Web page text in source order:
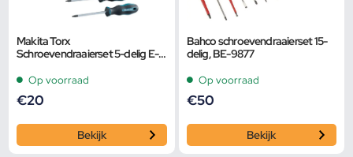
Makita Torx
Schroevendraaierset 5-delig E-
Op voorraad
€20
Bekijk
Bahco schroevendraaierset 15-
delig, BE-9877
Op voorraad
€50
Bekijk